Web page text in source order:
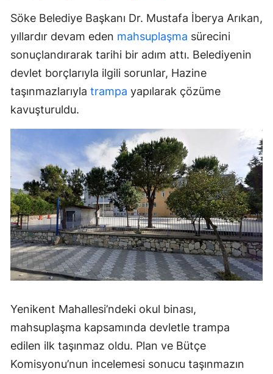
Söke Belediye Başkanı Dr. Mustafa İberya Arıkan,
yıllardır devam eden mahsuplaşma sürecini
sonuçlandırarak tarihi bir adım attı. Belediyenin
devlet borçlarıyla ilgili sorunlar, Hazine
taşınmazlarıyla trampa yapılarak çözüme
kavuşturuldu.
Yenikent Mahallesi’ndeki okul binası,
mahsuplaşma kapsamında devletle trampa
edilen ilk taşınmaz oldu. Plan ve Bütçe
Komisyonu’nun incelemesi sonucu taşınmazın